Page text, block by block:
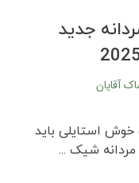
جدید
آقایان
استایلی باید
مردانه شیک ...